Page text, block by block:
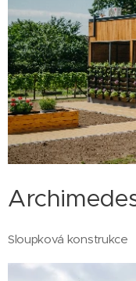
Sloupková konstrukce